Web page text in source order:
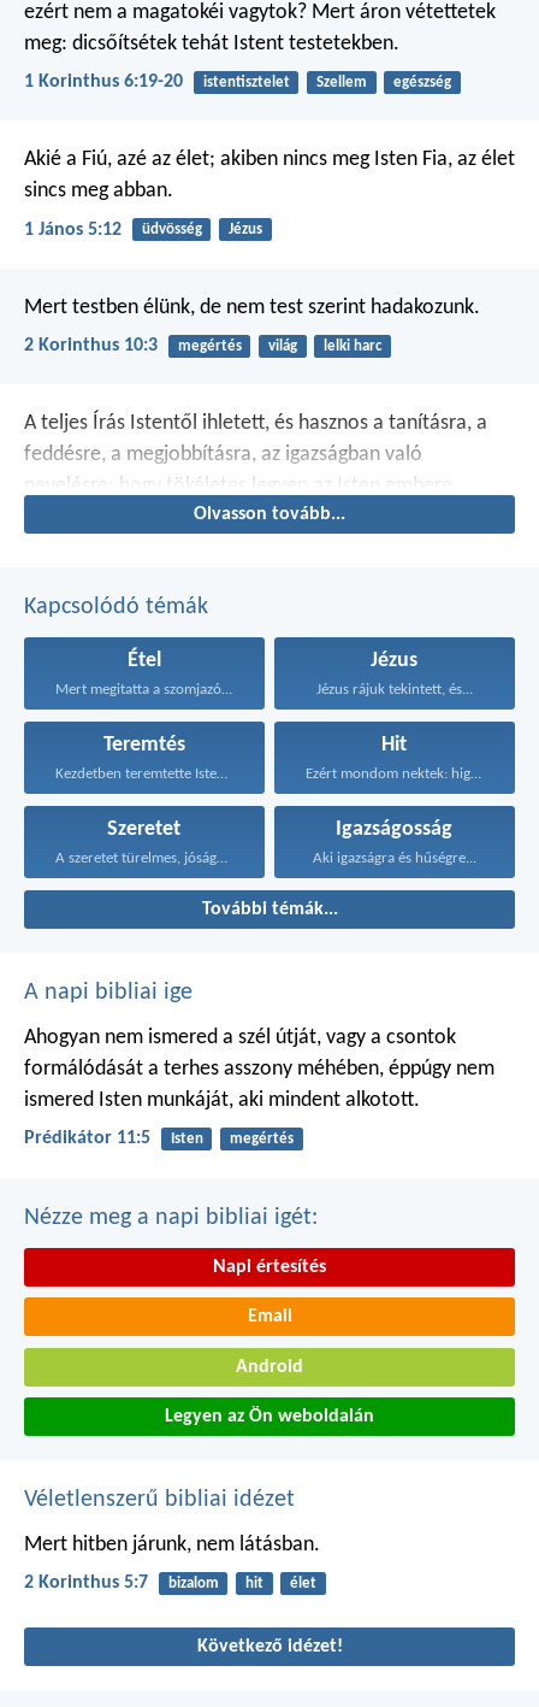
ezért nem a magatokéi vagytok? Mert áron vétettetek
meg: dicsőítsétek tehát Istent testetekben.
1 Korinthus 6:19-20 istentisztelet Szellem egészség
Akié a Fiú, azé az élet; akiben nincs meg Isten Fia, az élet
sincs meg abban.
1 János 5:12 üdvösség Jézus
Mert testben élünk, de nem test szerint hadakozunk.
2 Korinthus 10:3 megértés világ lelki harc
A teljes Írás Istentől ihletett, és hasznos a tanításra, a
feddésre, a megjobbításra, az igazságban való
nevelésre; hogy tökéletes legyen az Isten embere,
minden jó cselekedetre felkészített.
Olvasson tovább...
Kapcsolódó témák
Étel
Mert megitatta a szomjazókat...
Jézus
Jézus rájuk tekintett, és...
Teremtés
Kezdetben teremtette Isten a...
Hit
Ezért mondom nektek: higgyétek...
Szeretet
A szeretet türelmes, jóságos...
Igazságosság
Aki igazságra és hűségre...
További témák...
A napi bibliai ige
Ahogyan nem ismered a szél útját, vagy a csontok
formálódását a terhes asszony méhében, éppúgy nem
ismered Isten munkáját, aki mindent alkotott.
Prédikátor 11:5 Isten megértés
Nézze meg a napi bibliai igét:
Napi értesítés
Email
Android
Legyen az Ön weboldalán
Véletlenszerű bibliai idézet
Mert hitben járunk, nem látásban.
2 Korinthus 5:7 bizalom hit élet
Következő idézet!